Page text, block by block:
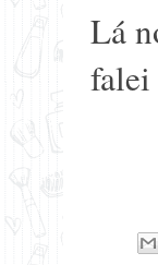
Lá
falei